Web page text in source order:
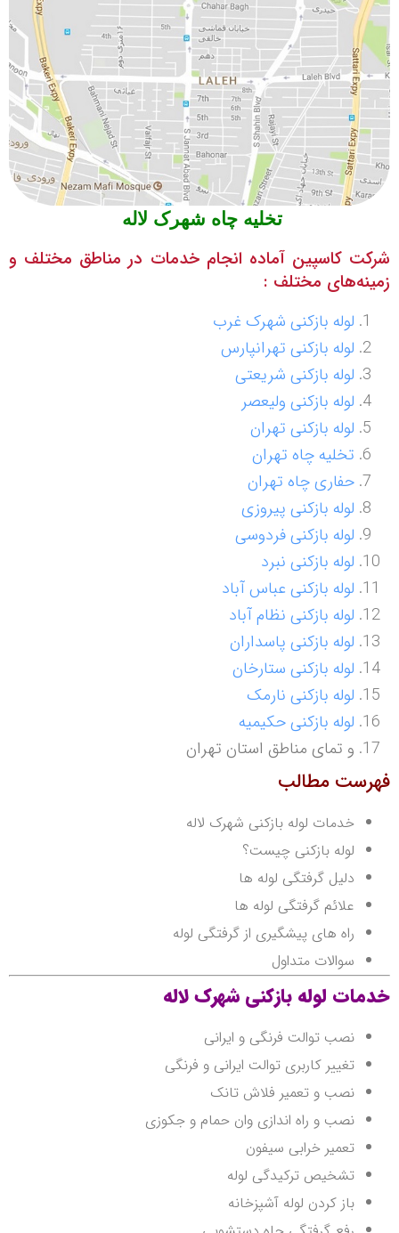
تخلیه چاه شهرک لاله
شرکت کاسپین آماده انجام خدمات در مناطق مختلف و
زمینه‌های مختلف :
لوله بازکنی شهرک غرب
لوله بازکنی تهرانپارس
لوله بازکنی شریعتی
لوله بازکنی ولیعصر
لوله بازکنی تهران
تخلیه چاه تهران
حفاری چاه تهران
لوله بازکنی پیروزی
لوله بازکنی فردوسی
لوله بازکنی نبرد
لوله بازکنی عباس آباد
لوله بازکنی نظام آباد
لوله بازکنی پاسداران
لوله بازکنی ستارخان
لوله بازکنی نارمک
لوله بازکنی حکیمیه
و تمای مناطق استان تهران
فهرست مطالب
خدمات لوله بازکنی شهرک لاله
لوله بازکنی چیست؟
دلیل گرفتگی لوله ها
علائم گرفتگی لوله ها
راه های پیشگیری از گرفتگی لوله
سوالات متداول
خدمات لوله بازکنی شهرک لاله
نصب توالت فرنگی و ایرانی
تغییر کاربری توالت ایرانی و فرنگی
نصب و تعمیر فلاش تانک
نصب و راه اندازی وان حمام و جکوزی
تعمیر خرابی سیفون
تشخیص ترکیدگی لوله
باز کردن لوله آشپزخانه